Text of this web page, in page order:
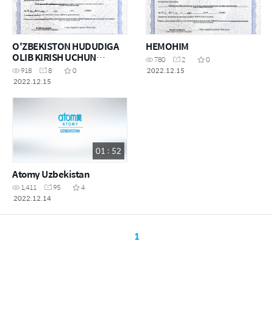
O'ZBEKISTON HUDUDIGA
OLIB KIRISH UCHUN
SOG'LIQNI SAQLASH
VAZIRLIGIDAN
918 8
0
2022.12.15
HEMOHIM
780 2
0
2022.12.15
01 : 52
Atomy Uzbekistan
1,411 95
4
2022.12.14
1